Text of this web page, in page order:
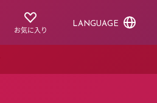
お気に入り
LANGUAGE